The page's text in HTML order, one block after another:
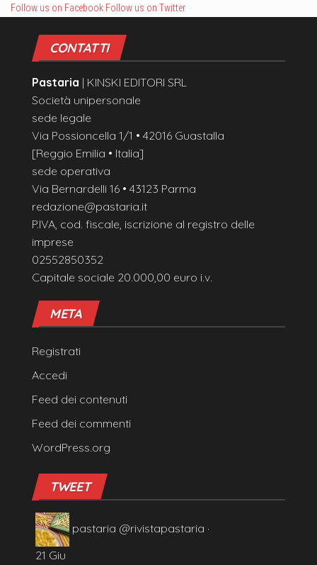
Follow us on Facebook Follow us on Twitter
CONTATTI
Pastaria | KINSKI EDITORI SRL
Società unipersonale
sede legale
Via Possioncella 1/1 • 42016 Guastalla
[Reggio Emilia • Italia]
sede operativa
Via Bernardelli 16 • 43123 Parma
redazione@pastaria.it
P.IVA, cod. fiscale, iscrizione al registro delle
imprese
02552850352
Capitale sociale 20.000,00 euro i.v.
META
Registrati
Accedi
Feed dei contenuti
Feed dei commenti
WordPress.org
TWEET
pastaria @rivistapastaria ·
21 Giu